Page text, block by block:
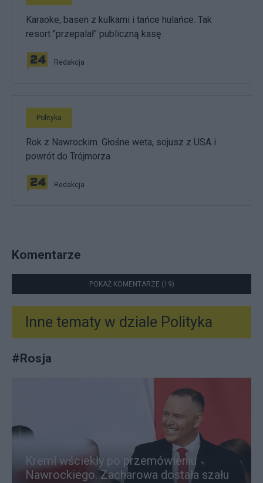
Karaoke, basen z kulkami i tańce hulańce. Tak
resort "przepalał" publiczną kasę
Redakcja
Polityka
Rok z Nawrockim. Głośne weta, sojusz z USA i
powrót do Trójmorza
Redakcja
Komentarze
POKAŻ KOMENTARZE (19)
Inne tematy w dziale Polityka
#Rosja
Kreml wściekły po przemówieniu
Nawrockiego. Zacharowa dostała szału